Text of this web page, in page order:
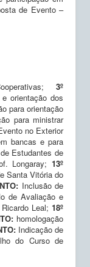
de Evento –
3º
orientação dos
para orientação
para ministrar
no Exterior
bancas e para
Estudantes de
Longaray;13º
Santa Vitória do
Inclusão de
de Avaliação e
Ricardo Leal;18º
homologação
Indicação de
do Curso de